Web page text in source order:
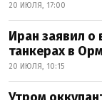
20 ИЮЛЯ, 17:00
Иран заявил о
танкерах в
20 ИЮЛЯ, 10:15